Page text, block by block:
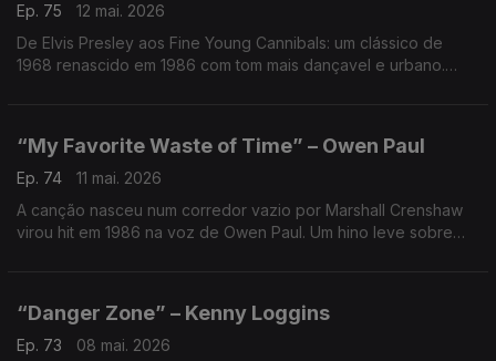
Ep. 75
12 mai. 2026
De Elvis Presley aos Fine Young Cannibals: um clássico de
1968 renascido em 1986 com tom mais dançavel e urbano.
“My Favorite Waste of Time” – Owen Paul
Ep. 74
11 mai. 2026
A canção nasceu num corredor vazio por Marshall Crenshaw
virou hit em 1986 na voz de Owen Paul. Um hino leve sobre
“Danger Zone” – Kenny Loggins
Ep. 73
08 mai. 2026